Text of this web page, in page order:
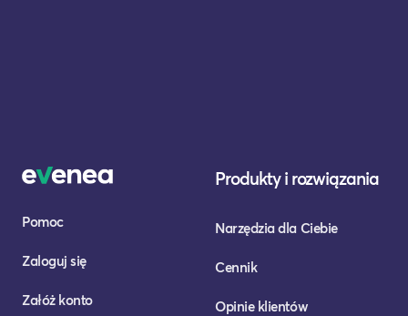
Pomoc
Zaloguj się
Załóż konto
Produkty i rozwiązania
Narzędzia dla Ciebie
Cennik
Opinie klientów